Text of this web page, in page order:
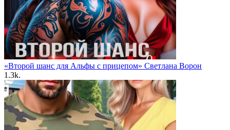
«Второй шанс для Альфы с прицепом» Светлана Ворон
1.3k.